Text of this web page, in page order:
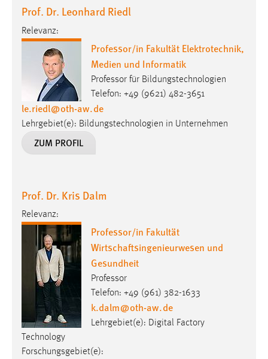
Prof. Dr. Leonhard Riedl
Relevanz:
Professor/in Fakultät Elektrotechnik,
Medien und Informatik
Professor für Bildungstechnologien
Telefon: +49 (9621) 482-3651
le.riedl@oth-aw.de
Lehrgebiet(e): Bildungstechnologien in Unternehmen
ZUM PROFIL
Prof. Dr. Kris Dalm
Relevanz:
Professor/in Fakultät
Wirtschaftsingenieurwesen und
Gesundheit
Professor
Telefon: +49 (961) 382-1633
k.dalm@oth-aw.de
Lehrgebiet(e): Digital Factory
Technology
Forschungsgebiet(e):